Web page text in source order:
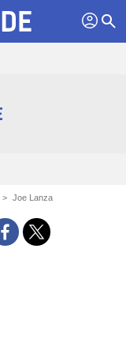
profil search
Joe Lanza